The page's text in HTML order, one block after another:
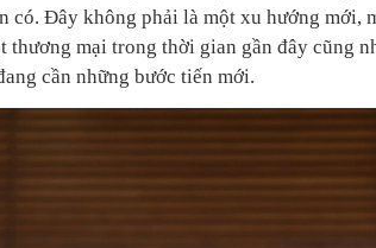
có. Đây không phải là một xu hướng mới,
thương mại trong thời gian gần đây cũng
cần những bước tiến mới.